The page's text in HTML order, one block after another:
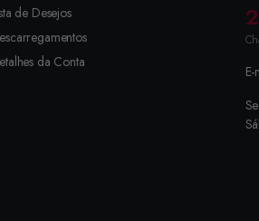
de Desejos
da Conta